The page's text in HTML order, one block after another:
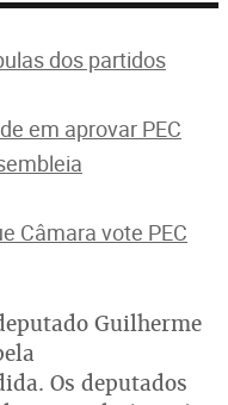
dos partidos
em aprovar PEC
Câmara vote PEC
Guilherme
Os deputados